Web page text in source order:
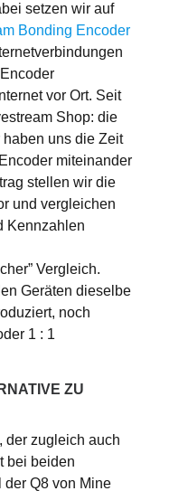
setzen wir auf
Bonding Encoder
vor Ort. Seit
Shop: die
uns die Zeit
miteinander
stellen wir die
und vergleichen
Kennzahlen
Vergleich.
Geräten dieselbe
noch
1 : 1
ZU
der zugleich auch
bei beiden
der Q8 von Mine